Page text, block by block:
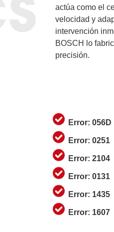
actúa como el
velocidad y
intervención
BOSCH lo
precisión.
Error: 056D
Error: 0251
Error: 2104
Error: 0131
Error: 1435
Error: 1607